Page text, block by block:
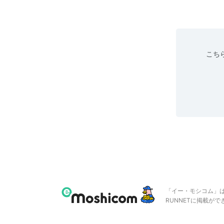
こち
「イー・モシコム
RUNNETに掲載がで